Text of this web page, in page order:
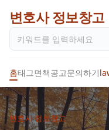
변호사 정보창고
홈태그면책공고문의하기
변호사 정보창고